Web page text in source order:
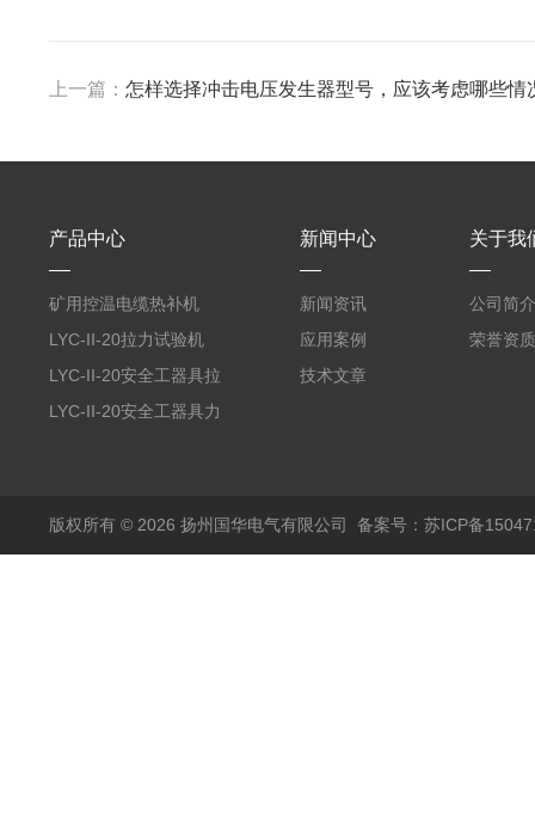
上一篇： 怎样选择冲击电压发生器型号，应该考虑哪些情
产品中心
矿用控温电缆热补机
LYC-II-20拉力试验机
LYC-II-20安全工器具拉
力试验机
LYC-II-20安全工器具力
新闻中心
新闻资讯
应用案例
技术文章
关于我
公司简介
荣誉资质
版权所有 © 2026 扬州国华电气有限公司 备案号：苏ICP备